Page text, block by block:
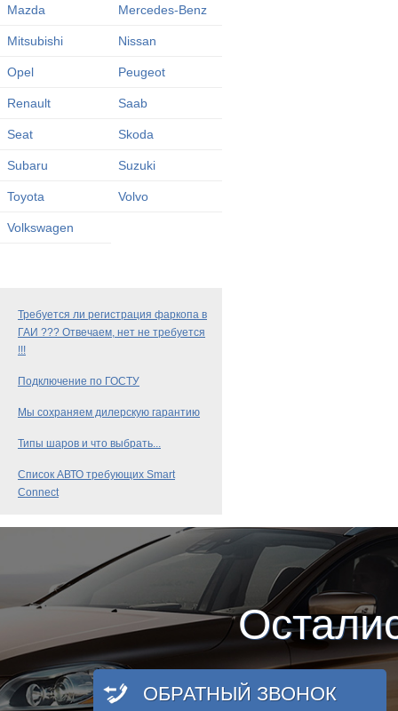
Mazda Mercedes-Benz
Mitsubishi Nissan
Opel Peugeot
Renault Saab
Seat Skoda
Subaru Suzuki
Toyota Volvo
Volkswagen
Требуется ли регистрация фаркопа в
ГАИ ??? Отвечаем, нет не требуется
!!!
Подключение по ГОСТУ
Мы сохраняем дилерскую гарантию
Типы шаров и что выбрать...
Список АВТО требующих Smart
Connect
ОБРАТНЫЙ ЗВОНОК